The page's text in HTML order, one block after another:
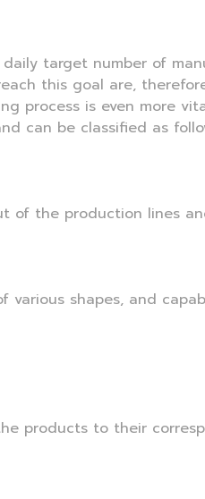
target number of
this goal are,
process is even more
can be classified as
of the production lines
shapes, and
products to their